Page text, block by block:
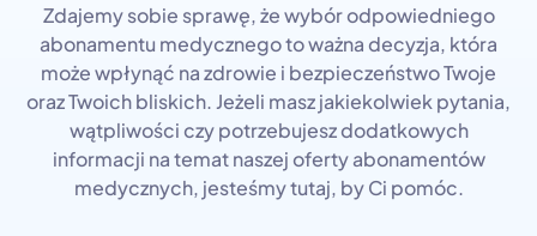
Zdajemy sobie sprawę, że wybór odpowiedniego
abonamentu medycznego to ważna decyzja, która
może wpłynąć na zdrowie i bezpieczeństwo Twoje
oraz Twoich bliskich. Jeżeli masz jakiekolwiek pytania,
wątpliwości czy potrzebujesz dodatkowych
informacji na temat naszej oferty abonamentów
medycznych, jesteśmy tutaj, by Ci pomóc.